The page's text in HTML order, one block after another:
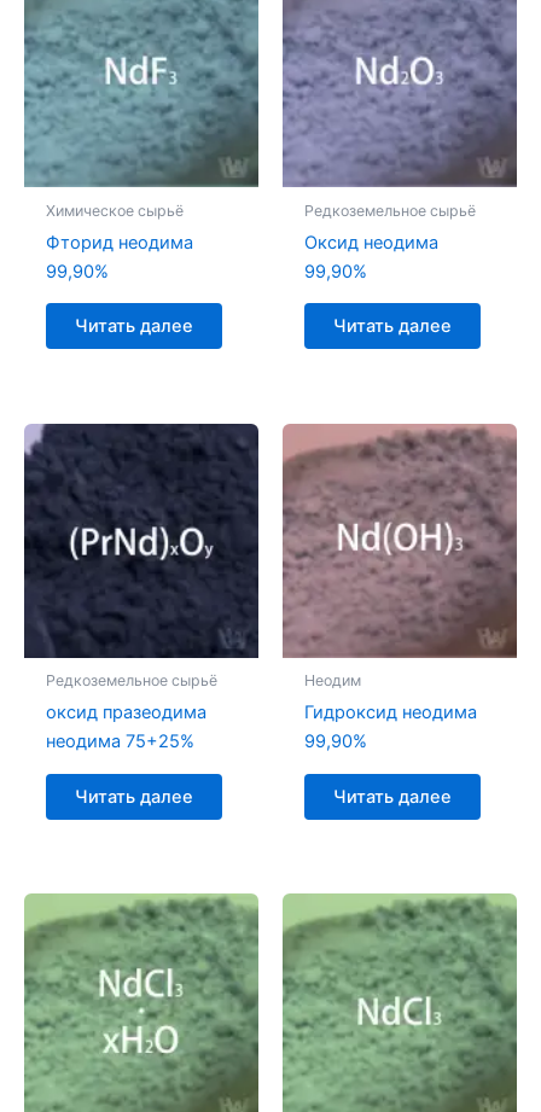
Химическое сырьё
Фторид неодима
99,90%
Читать далее
Редкоземельное сырьё
Оксид неодима
99,90%
Читать далее
Редкоземельное сырьё
оксид празеодима
неодима 75+25%
Читать далее
Неодим
Гидроксид неодима
99,90%
Читать далее